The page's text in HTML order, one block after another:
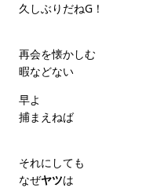
久しぶりだねG！
再会を懐かしむ
暇などない
早よ
捕まえねば
それにしても
なぜヤツは